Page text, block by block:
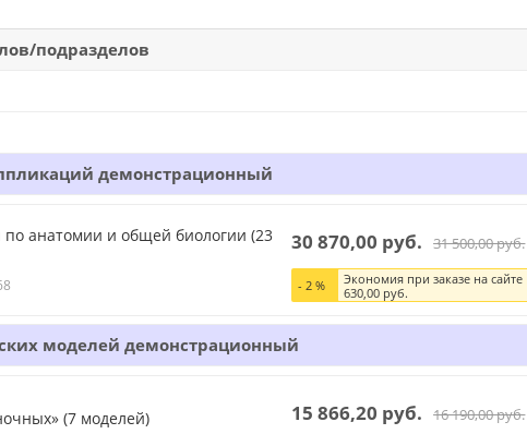
подразделов
демонстрационный
анатомии и общей биологии (23
30 870,00 руб. 31 500,00 руб.
- 2%
Экономия при заказе на сайте
630,00 руб.
моделей демонстрационный
(7 моделей) 15 866,20 руб. 16 190,00 руб.